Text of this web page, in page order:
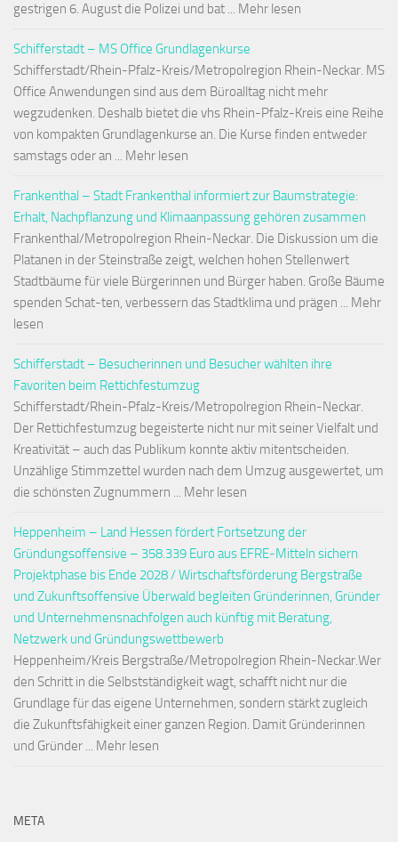
gestrigen 6. August die Polizei und bat ... Mehr lesen
Schifferstadt – MS Office Grundlagenkurse
Schifferstadt/Rhein-Pfalz-Kreis/Metropolregion Rhein-Neckar. MS
Office Anwendungen sind aus dem Büroalltag nicht mehr
wegzudenken. Deshalb bietet die vhs Rhein-Pfalz-Kreis eine Reihe
von kompakten Grundlagenkurse an. Die Kurse finden entweder
samstags oder an ... Mehr lesen
Frankenthal – Stadt Frankenthal informiert zur Baumstrategie:
Erhalt, Nachpflanzung und Klimaanpassung gehören zusammen
Frankenthal/Metropolregion Rhein-Neckar. Die Diskussion um die
Platanen in der Steinstraße zeigt, welchen hohen Stellenwert
Stadtbäume für viele Bürgerinnen und Bürger haben. Große Bäume
spenden Schat-ten, verbessern das Stadtklima und prägen ... Mehr
lesen
Schifferstadt – Besucherinnen und Besucher wählten ihre
Favoriten beim Rettichfestumzug
Schifferstadt/Rhein-Pfalz-Kreis/Metropolregion Rhein-Neckar.
Der Rettichfestumzug begeisterte nicht nur mit seiner Vielfalt und
Kreativität – auch das Publikum konnte aktiv mitentscheiden.
Unzählige Stimmzettel wurden nach dem Umzug ausgewertet, um
die schönsten Zugnummern ... Mehr lesen
Heppenheim – Land Hessen fördert Fortsetzung der
Gründungsoffensive – 358.339 Euro aus EFRE-Mitteln sichern
Projektphase bis Ende 2028 / Wirtschaftsförderung Bergstraße
und Zukunftsoffensive Überwald begleiten Gründerinnen, Gründer
und Unternehmensnachfolgen auch künftig mit Beratung,
Netzwerk und Gründungswettbewerb
Heppenheim/Kreis Bergstraße/Metropolregion Rhein-Neckar.Wer
den Schritt in die Selbstständigkeit wagt, schafft nicht nur die
Grundlage für das eigene Unternehmen, sondern stärkt zugleich
die Zukunftsfähigkeit einer ganzen Region. Damit Gründerinnen
und Gründer ... Mehr lesen
META